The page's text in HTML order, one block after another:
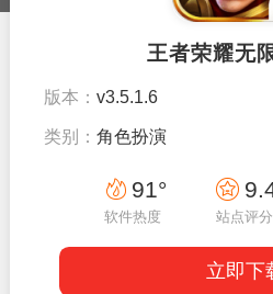
王者荣耀无
版本：v3.5.1.6
类别：角色扮演
91°
软件热度 站点评分
立即下